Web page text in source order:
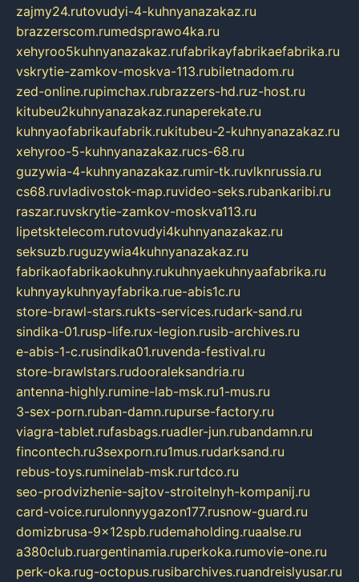
zajmy24.rutovudyi-4-kuhnyanazakaz.ru
brazzerscom.rumedsprawo4ka.ru
xehyroo5kuhnyanazakaz.rufabrikayfabrikaefabrika.ru
vskrytie-zamkov-moskva-113.rubiletnadom.ru
zed-online.rupimchax.rubrazzers-hd.ruz-host.ru
kitubeu2kuhnyanazakaz.runaperekate.ru
kuhnyaofabrikaufabrik.rukitubeu-2-kuhnyanazakaz.ru
xehyroo-5-kuhnyanazakaz.rucs-68.ru
guzywia-4-kuhnyanazakaz.rumir-tk.ruvlknrussia.ru
cs68.ruvladivostok-map.ruvideo-seks.rubankaribi.ru
raszar.ruvskrytie-zamkov-moskva113.ru
lipetsktelecom.rutovudyi4kuhnyanazakaz.ru
seksuzb.ruguzywia4kuhnyanazakaz.ru
fabrikaofabrikaokuhny.rukuhnyaekuhnyaafabrika.ru
kuhnyaykuhnyayfabrika.rue-abis1c.ru
store-brawl-stars.rukts-services.rudark-sand.ru
sindika-01.rusp-life.rux-legion.rusib-archives.ru
e-abis-1-c.rusindika01.ruvenda-festival.ru
store-brawlstars.rudooraleksandria.ru
antenna-highly.rumine-lab-msk.ru1-mus.ru
3-sex-porn.ruban-damn.rupurse-factory.ru
viagra-tablet.rufasbags.ruadler-jun.rubandamn.ru
fincontech.ru3sexporn.ru1mus.rudarksand.ru
rebus-toys.ruminelab-msk.rurtdco.ru
seo-prodvizhenie-sajtov-stroitelnyh-kompanij.ru
card-voice.rurulonnyygazon177.rusnow-guard.ru
domizbrusa-9x12spb.rudemaholding.ruaalse.ru
a380club.ruargentinamia.ruperkoka.rumovie-one.ru
perk-oka.rug-octopus.rusibarchives.ruandreislyusar.ru